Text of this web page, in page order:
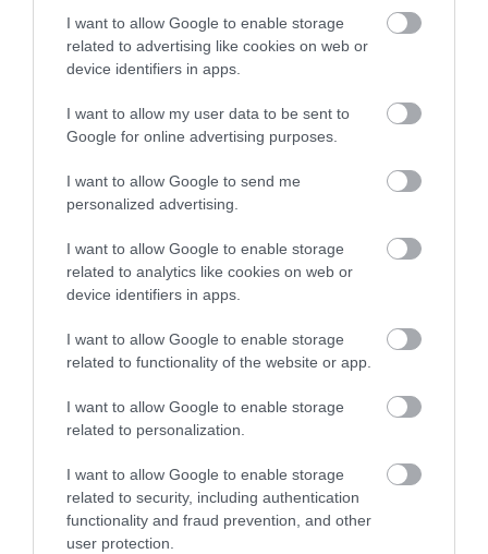
I want to allow Google to enable storage
related to advertising like cookies on web or
device identifiers in apps.
I want to allow my user data to be sent to
Google for online advertising purposes.
I want to allow Google to send me
personalized advertising.
I want to allow Google to enable storage
related to analytics like cookies on web or
device identifiers in apps.
I want to allow Google to enable storage
related to functionality of the website or app.
I want to allow Google to enable storage
related to personalization.
I want to allow Google to enable storage
related to security, including authentication
functionality and fraud prevention, and other
user protection.
Művelődj, szórakozz, kíváncsiskodj, kóstolgass
és ismerd meg a Hamu és Gyémánt világát!
ROVATOK
Kultúra
Utazás
Pénz
Gasztronómia